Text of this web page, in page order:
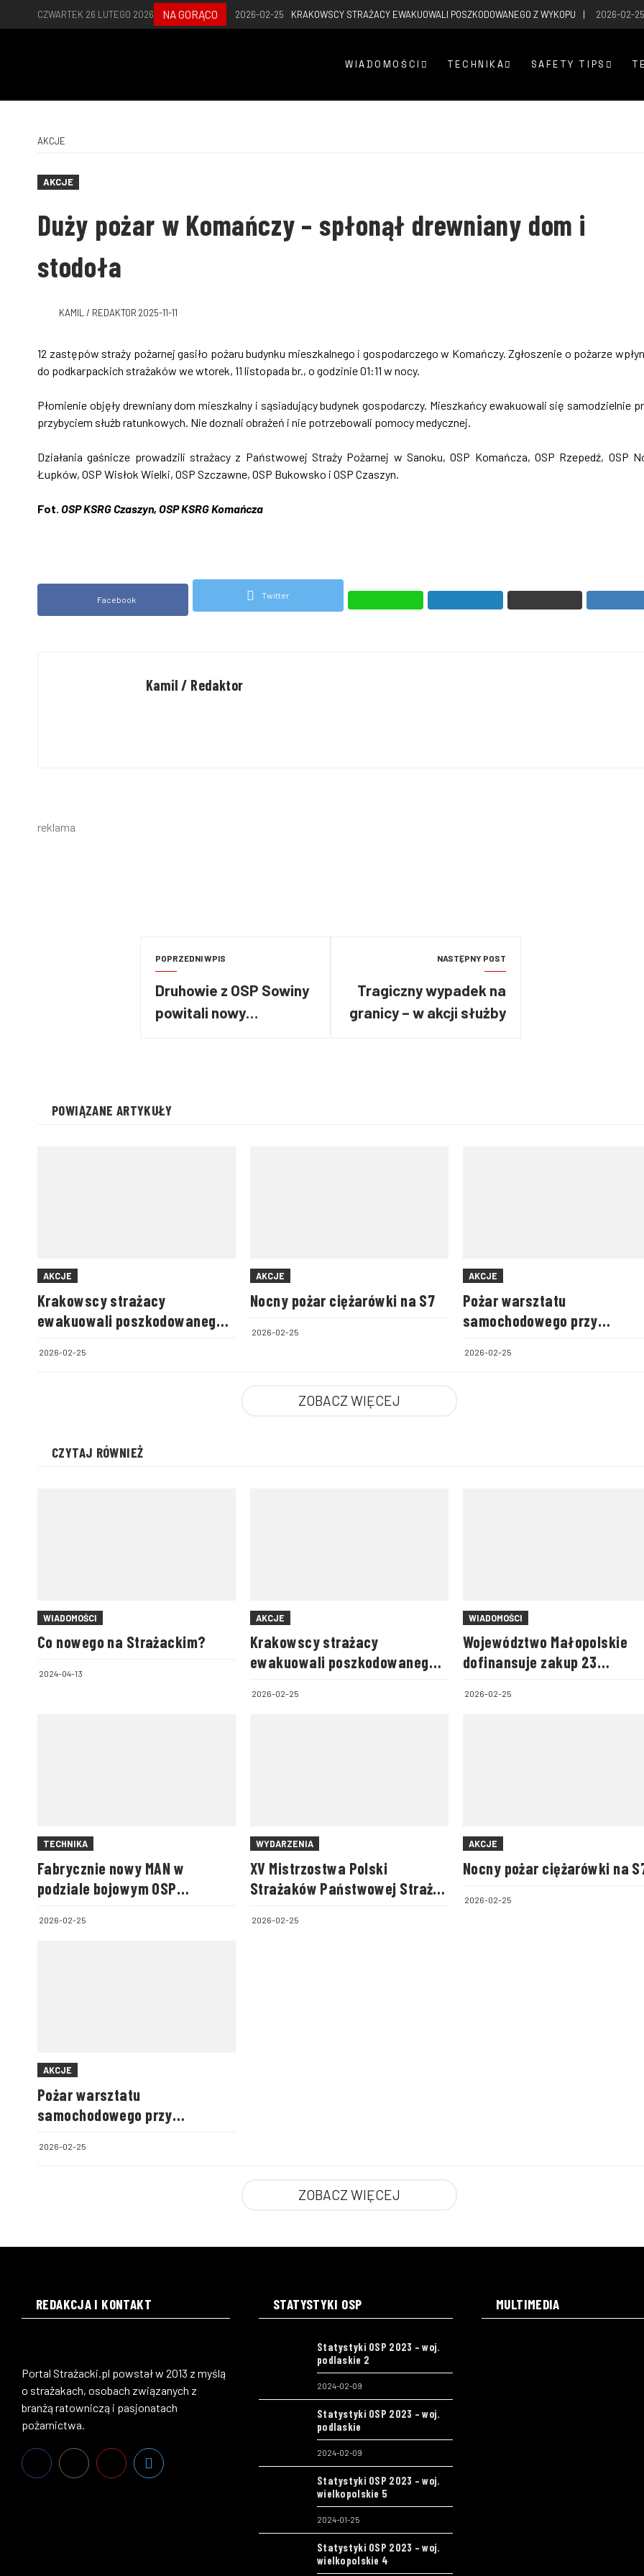
CZWARTEK 26 LUTEGO 2026 NA GORĄCO 2026-02-25 KRAKOWSCY STRAŻACY EWAKUOWALI POSZKODOWANEGO Z WYKOPU 2026-02-25
WIADOMOŚCI TECHNIKA SAFETY TIPS
AKCJE
AKCJE
Duży pożar w Komańczy – spłonął drewniany dom i
stodoła
KAMIL / REDAKTOR 2025-11-11
12 zastępów straży pożarnej gasiło pożaru budynku mieszkalnego i gospodarczego w Komańczy. Zgłoszenie o pożarze
do podkarpackich strażaków we wtorek, 11 listopada br., o godzinie 01:11 w nocy.
Płomienie objęły drewniany dom mieszkalny i sąsiadujący budynek gospodarczy. Mieszkańcy ewakuowali się samodzielnie
przybyciem służb ratunkowych. Nie doznali obrażeń i nie potrzebowali pomocy medycznej.
Działania gaśnicze prowadzili strażacy z Państwowej Straży Pożarnej w Sanoku, OSP Komańcza, OSP Rzepedź, OSP
Łupków, OSP Wisłok Wielki, OSP Szczawne, OSP Bukowsko i OSP Czaszyn.
Fot. OSP KSRG Czaszyn, OSP KSRG Komańcza
Facebook Twitter
Kamil / Redaktor
reklama
POPRZEDNI WPIS
Druhowie z OSP Sowiny
powitali nowy
NASTĘPNY POST
Tragiczny wypadek na
granicy – w akcji służby
POWIĄZANE ARTYKUŁY
AKCJE
Krakowscy strażacy
ewakuowali poszkodowanego z
2026-02-25
AKCJE
Nocny pożar ciężarówki na S7
2026-02-25
AKCJE
Pożar warsztatu
samochodowego przy
śledczym
2026-02-25
ZOBACZ WIĘCEJ
CZYTAJ RÓWNIEŻ
WIADOMOŚCI
Co nowego na Strażackim?
2024-04-13
AKCJE
Krakowscy strażacy
ewakuowali poszkodowanego z
2026-02-25
WIADOMOŚCI
Województwo Małopolskie
dofinansuje zakup 23
OSP
2026-02-25
TECHNIKA
Fabrycznie nowy MAN w
podziale bojowym OSP
2026-02-25
WYDARZENIA
XV Mistrzostwa Polski
Strażaków Państwowej Straży
Biegowym
2026-02-25
AKCJE
Nocny pożar ciężarówki na
2026-02-25
AKCJE
Pożar warsztatu
samochodowego przy
śledczym
2026-02-25
ZOBACZ WIĘCEJ
REDAKCJA I KONTAKT
Portal Strażacki.pl powstał w 2013 z myślą
o strażakach, osobach związanych z
branżą ratowniczą i pasjonatach
pożarnictwa.
STATYSTYKI OSP
Statystyki OSP 2023 – woj.
podlaskie 2
2024-02-09
Statystyki OSP 2023 – woj.
podlaskie
2024-02-09
Statystyki OSP 2023 – woj.
wielkopolskie 5
2024-01-25
Statystyki OSP 2023 – woj.
wielkopolskie 4
MULTIMEDIA